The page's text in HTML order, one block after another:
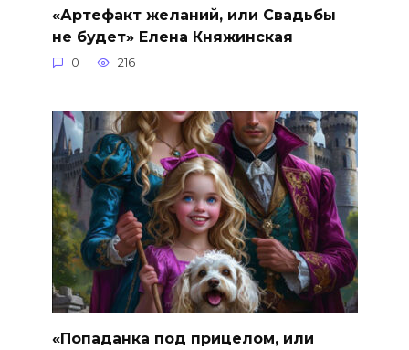
«Артефакт желаний, или Свадьбы
не будет» Елена Княжинская
0 216
«Попаданка под прицелом, или